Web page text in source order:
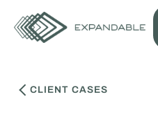
CLIENT CASES